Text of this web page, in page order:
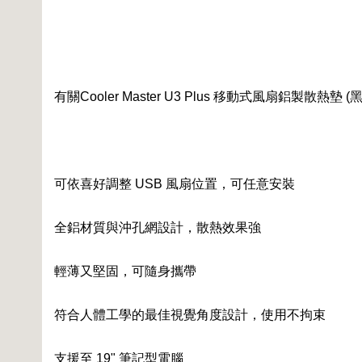
有關Cooler Master U3 Plus 移動式風扇鋁製散熱墊 (
可依喜好調整 USB 風扇位置，可任意安裝
全鋁材質與沖孔網設計，散熱效果強
輕薄又堅固，可隨身攜帶
符合人體工學的最佳視覺角度設計，使用不拘束
支援至 19" 筆記型電腦